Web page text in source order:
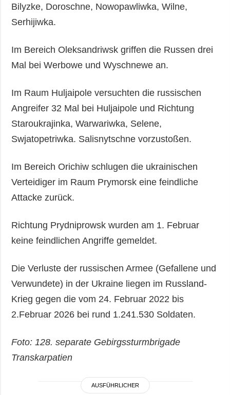
Bilyzke, Doroschne, Nowopawliwka, Wilne,
Serhijiwka.
Im Bereich Oleksandriwsk griffen die Russen drei
Mal bei Werbowe und Wyschnewe an.
Im Raum Huljaipole versuchten die russischen
Angreifer 32 Mal bei Huljaipole und Richtung
Staroukrajinka, Warwariwka, Selene,
Swjatopetriwka. Salisnytschne vorzustoßen.
Im Bereich Orichiw schlugen die ukrainischen
Verteidiger im Raum Prymorsk eine feindliche
Attacke zurück.
Richtung Prydniprowsk wurden am 1. Februar
keine feindlichen Angriffe gemeldet.
Die Verluste der russischen Armee (Gefallene und
Verwundete) in der Ukraine liegen im Russland-
Krieg gegen die vom 24. Februar 2022 bis
2.Februar 2026 bei rund 1.241.530 Soldaten.
Foto: 128. separate Gebirgssturmbrigade
Transkarpatien
AUSFÜHRLICHER